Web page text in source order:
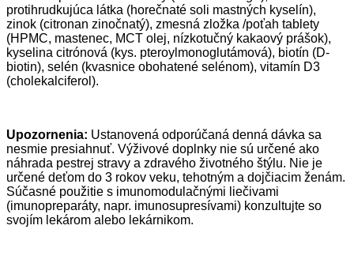
protihrudkujúca látka (horečnaté soli mastných kyselín),
zinok (citronan zinočnatý), zmesná zložka /poťah tablety
(HPMC, mastenec, MCT olej, nízkotučný kakaový prášok),
kyselina citrónová (kys. pteroylmonoglutámová), biotín (D-
biotin), selén (kvasnice obohatené selénom), vitamín D3
(cholekalciferol).
Upozornenia: Ustanovená odporúčaná denná dávka sa
nesmie presiahnuť. Výživové doplnky nie sú určené ako
náhrada pestrej stravy a zdravého životného štýlu. Nie je
určené deťom do 3 rokov veku, tehotným a dojčiacim ženám.
Súčasné použitie s imunomodulačnými liečivami
(imunopreparáty, napr. imunosupresívami) konzultujte so
svojím lekárom alebo lekárnikom.